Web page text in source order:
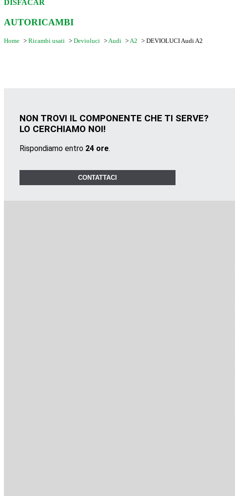
DISFACAR
AUTORICAMBI
Home > Ricambi usati > Devioluci >Audi >A2 > DEVIOLUCI Audi A2
NON TROVI IL COMPONENTE CHE TI SERVE?
LO CERCHIAMO NOI!
Rispondiamo entro 24 ore.
CONTATTACI